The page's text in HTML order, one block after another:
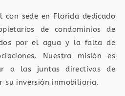
con sede en Florida dedicado
de condominios de
​​por el agua y la falta de
Nuestra misión es
a las juntas directivas de
su inversión inmobiliaria.